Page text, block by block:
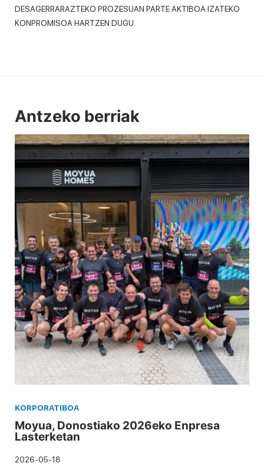
DESAGERRARAZTEKO PROZESUAN PARTE AKTIBOA IZATEKO
KONPROMISOA HARTZEN DUGU.
Antzeko berriak
KORPORATIBOA
Moyua, Donostiako 2026eko Enpresa
Lasterketan
2026-05-18